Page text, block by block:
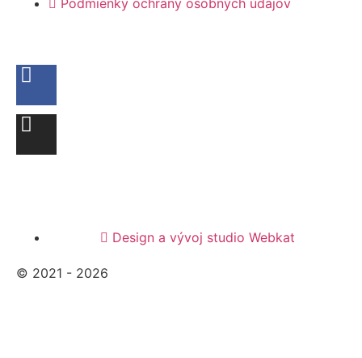
© 2021 - 2026
Design a vývoj studio Webkat